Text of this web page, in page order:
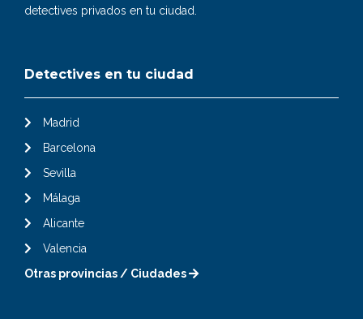
detectives privados en tu ciudad.
Detectives en tu ciudad
Madrid
Barcelona
Sevilla
Málaga
Alicante
Valencia
Otras provincias / Ciudades